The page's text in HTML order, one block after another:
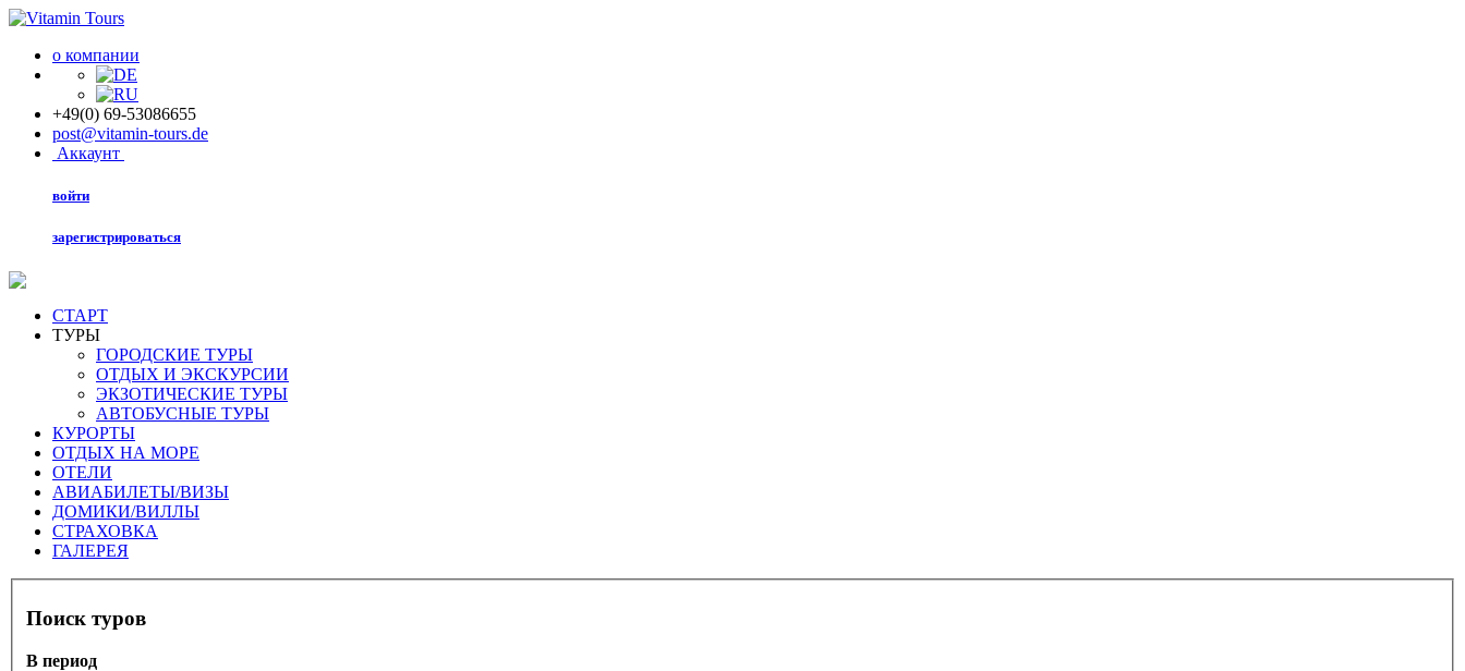
о компании
+49(0) 69-53086655
post@vitamin-tours.de
Аккаунт
войти
зарегистрироваться
СТАРТ
ТУРЫ
ГОРОДСКИЕ ТУРЫ
ОТДЫХ И ЭКСКУРСИИ
ЭКЗОТИЧЕСКИЕ ТУРЫ
АВТОБУСНЫЕ ТУРЫ
КУРОРТЫ
ОТДЫХ НА МОРЕ
ОТЕЛИ
АВИАБИЛЕТЫ/ВИЗЫ
ДОМИКИ/ВИЛЛЫ
СТРАХОВКА
ГАЛЕРЕЯ
Поиск туров
В период